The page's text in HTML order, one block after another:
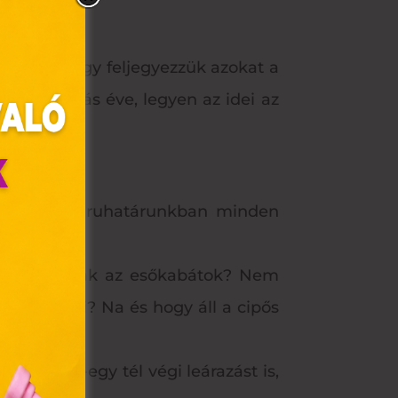
arra, hogy feljegyezzük azokat a
az indulás éve, legyen az idei az
hogy a ruhatárunkban minden
vízállóak az esőkabátok? Nem
Na és hogy áll a cipős
egy-egy tél végi leárazást is,
Ön